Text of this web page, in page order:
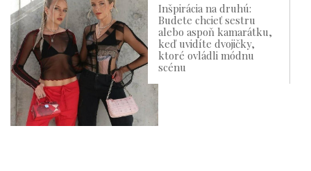
Inšpirácia na druhú:
Budete chcieť sestru
alebo aspoň kamarátku,
keď uvidíte dvojičky,
ktoré ovládli módnu
scénu